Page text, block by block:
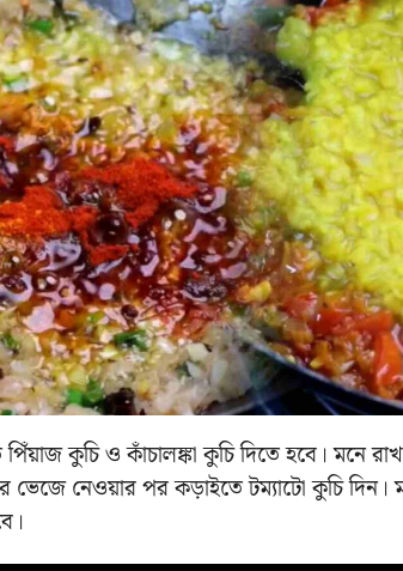
কুচি ও কাঁচালঙ্কা কুচি দিতে হবে। মনে
ভেজে নেওয়ার পর কড়াইতে টম্যাটো কুচি